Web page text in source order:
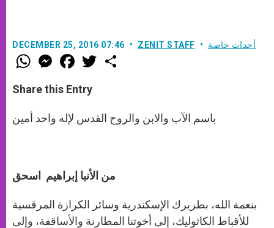
DECEMBER 25, 2016 07:46 ZENIT STAFF أحداث خاصة
W
h
t
s
p
p
M
e
s
e
e
F
a
e
b
k
w
r
Share this Entry
باسم الآب والابن والروح القدس لإله واحد أمين
من الأنبا إبراهيم اسحق
بنعمة الله، بطريرك الإسكندرية وسائر الكرازة المرقسية
للأقباط الكاثوليك، إلى أخوتنا المطارنة والأساقفة، وإلى